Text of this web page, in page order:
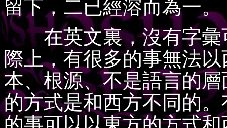
留下，二已經溶而為一。
在英文裏，沒有字彙
際上，有很多的事無法
本、根源、不是語言的
的方式是和西方不同的